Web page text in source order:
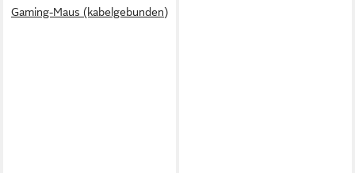
Gaming-Maus (kabelgebunden)